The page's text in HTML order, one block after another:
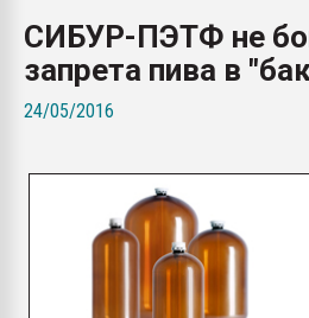
СИБУР-ПЭТФ не
запрета пива в
24/05/2016